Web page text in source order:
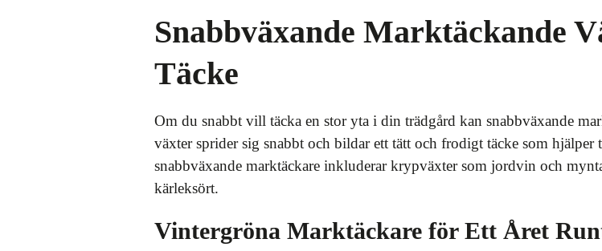
Snabbväxande Marktäckande
Täcke
Om du snabbt vill täcka en stor yta i din trädgård kan snabbväxande
växter sprider sig snabbt och bildar ett tätt och frodigt täcke som hjälper
snabbväxande marktäckare inkluderar krypväxter som jordvin och
kärleksört.
Vintergröna Marktäckare för Ett Året